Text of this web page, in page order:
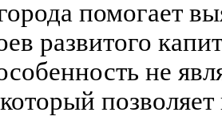
помогает
развитого
не